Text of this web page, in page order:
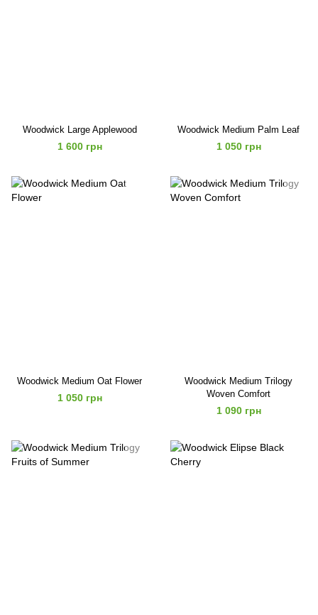
Woodwick Large Applewood
1 600 грн
Woodwick Medium Palm Leaf
1 050 грн
Woodwick Medium Oat Flower
1 050 грн
Woodwick Medium Trilogy
Woven Comfort
1 090 грн